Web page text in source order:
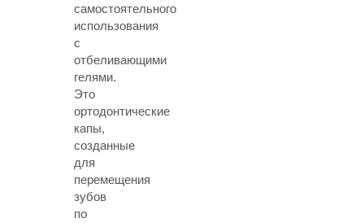
самостоятельного
использования
с
отбеливающими
гелями.
Это
ортодонтические
капы,
созданные
для
перемещения
зубов
по